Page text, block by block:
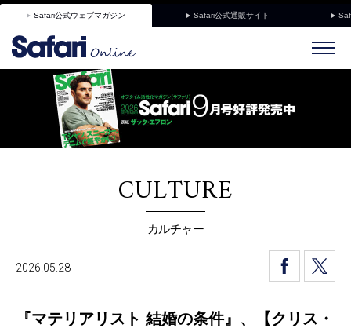
Safari公式ウェブマガジン Safari公式通販サイト
CULTURE
カルチャー
2026.05.28
『マテリアリスト 結婚の条件』、【クリス・